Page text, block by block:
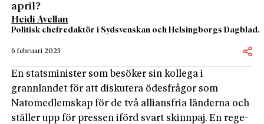
april?
Heidi Avellan
Politisk chefredaktör i Sydsvenskan och Helsingborgs Dagblad.
6 februari 2023
En statsminister som besöker sin kollega i
grannlandet för att diskutera ödesfrågor som
Natomedlemskap för de två alliansfria länderna och
ställer upp för pressen iförd svart skinnpaj. En rege­